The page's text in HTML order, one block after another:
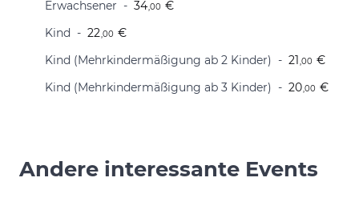
Erwachsener
34,00 €
Kind
22,00 €
Kind (Mehrkindermäßigung ab 2 Kinder)
21,00 €
Kind (Mehrkindermäßigung ab 3 Kinder)
20,00 €
Andere interessante Events